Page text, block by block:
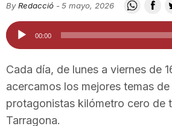
C
i
u
By Redacció -5 mayo, 2026
Reproductor
de
audio
00:00
Cada día, de lunes a viernes de
acercamos los mejores temas
protagonistas kilómetro cero de
Tarragona.